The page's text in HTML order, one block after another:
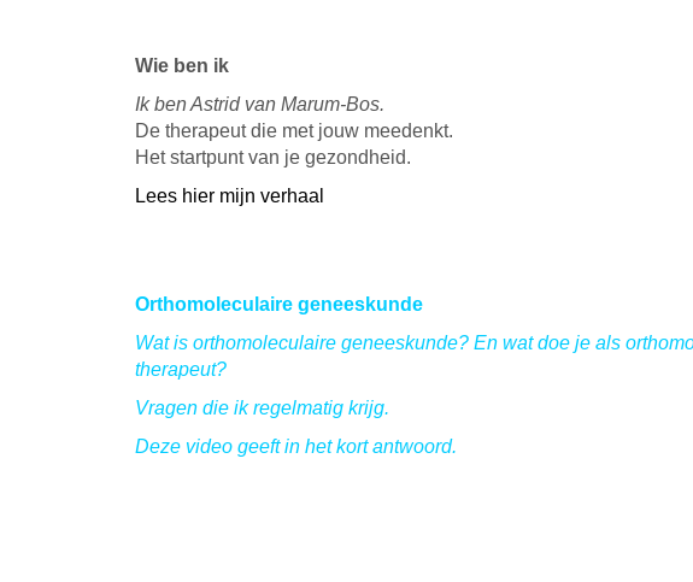
Wie ben ik
Ik ben Astrid van Marum-Bos.
De therapeut die met jouw meedenkt.
Het startpunt van je gezondheid.
Lees hier mijn verhaal
Orthomoleculaire geneeskunde
Wat is orthomoleculaire geneeskunde? En wat doe je als
therapeut?
Vragen die ik regelmatig krijg.
Deze video geeft in het kort antwoord.